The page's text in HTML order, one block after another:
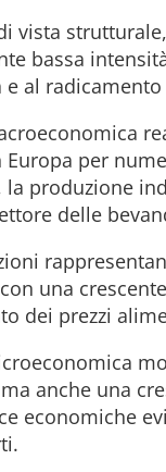
vista
bassa
e al
per
la produzione
delle
una
dei prezzi
anche una
economiche